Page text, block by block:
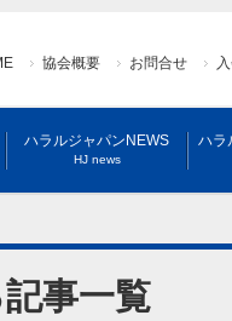
協会概要 お問合せ
ハラルジャパンNEWS
HJ news
ハラ
事一覧